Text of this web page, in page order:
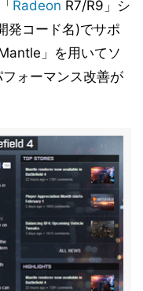
Radeon R7/R9」シ
発コード名)でサポ
」を用いてソ
ォーマンス改善が